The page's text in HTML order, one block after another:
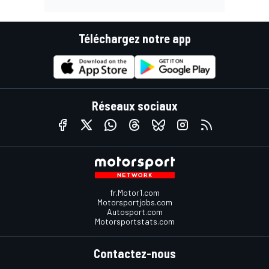
Téléchargez notre app
Réseaux sociaux
fr.Motor1.com
Motorsportjobs.com
Autosport.com
Motorsportstats.com
Contactez-nous